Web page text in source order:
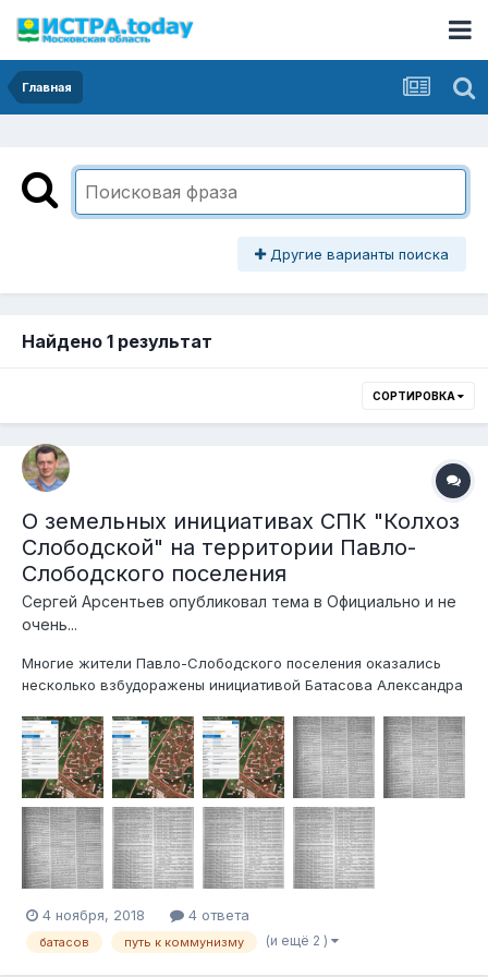
Главная
Другие варианты поиска
Найдено 1 результат
СОРТИРОВКА
О земельных инициативах СПК "Колхоз
Слободской" на территории Павло-
Слободского поселения
Сергей Арсентьев опубликовал тема в Официально и не
очень...
Многие жители Павло-Слободского поселения оказались
несколько взбудоражены инициативой Батасова Александра
(директором с весны этого года является Романов Сергей
Михайлович) об уточнении границ земельного участка
50:08:0000000:177 площадью 1971 г...
4 ноября, 2018 4 ответа
батасов путь к коммунизму (и ещё 2 )